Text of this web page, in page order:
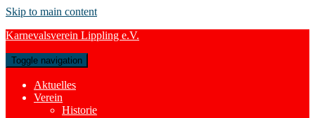
Skip to main content
Karnevalsverein Lippling e.V.
Toggle navigation
Aktuelles
Verein
Historie